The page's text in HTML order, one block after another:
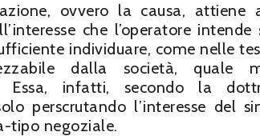
ovvero la causa,
che l’operatore intende
individuare, come nelle
dalla società,
Essa, infatti, secondo la
perscrutando l’interesse
tipo negoziale.